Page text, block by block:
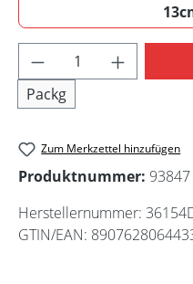
Produkt Anzahl:
Packg
Zum Merkzettel hinzufügen
Produktnummer: 93847
Herstellernummer:
GTIN/EAN: